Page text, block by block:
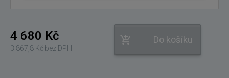
4 680 Kč
3 867,8 Kč bez DPH
Do košíku